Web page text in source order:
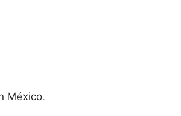
México.